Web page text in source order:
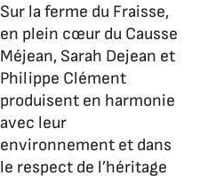
Sur la ferme du Fraisse,
en plein cœur du Causse
Méjean, Sarah Dejean et
Philippe Clément
produisent en harmonie
avec leur
environnement et dans
le respect de l’héritage